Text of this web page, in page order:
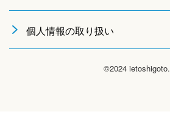
個人情報の取り扱い
©2024 ietoshigoto.